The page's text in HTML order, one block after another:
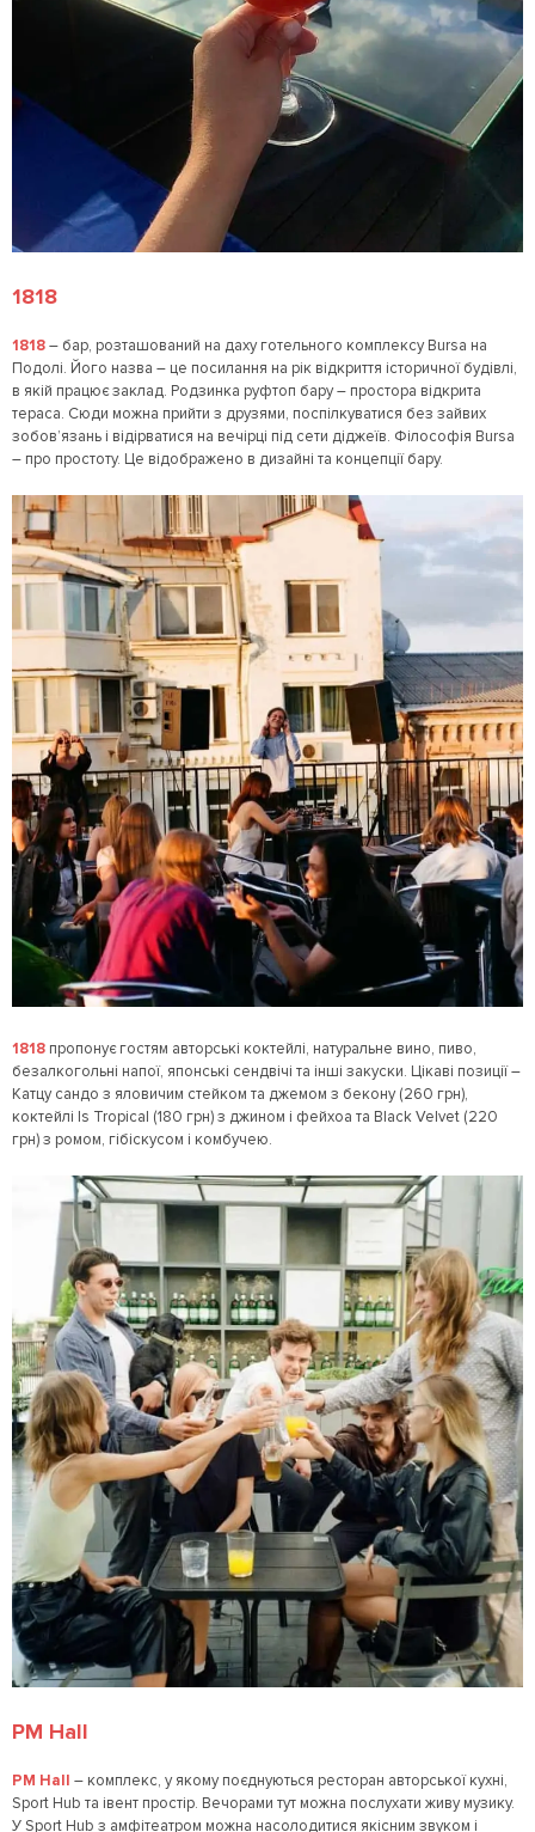
1818
1818– бар, розташований на даху готельного комплексу Bursa на
Подолі. Його назва – це посилання на рік відкриття історичної будівлі,
в якій працює заклад. Родзинка руфтоп бару – простора відкрита
тераса. Сюди можна прийти з друзями, поспілкуватися без зайвих
зобов’язань і відірватися на вечірці під сети діджеїв. Філософія Bursa
– про простоту. Це відображено в дизайні та концепції бару.
1818 пропонує гостям авторські коктейлі, натуральне вино, пиво,
безалкогольні напої, японські сендвічі та інші закуски. Цікаві позиції –
Катцу сандо з яловичим стейком та джемом з бекону (260 грн),
коктейлі Is Tropical (180 грн) з джином і фейхоа та Black Velvet (220
грн) з ромом, гібіскусом і комбучею.
PM Hall
PM Hall – комплекс, у якому поєднуються ресторан авторської кухні,
Sport Hub та івент простір. Вечорами тут можна послухати живу музику.
У Sport Hub з амфітеатром можна насолодитися якісним звуком і